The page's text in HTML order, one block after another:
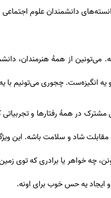
دانشمندان علوم اجتماعی
از همۀ هنرمندان،
انگیزه‌ست. چجوری می‌تونیم با
مشترک در همۀ رفتارها و
شاد و سلامت باشه. این
چه خواهر یا برادری که توی
ایجاد یه حس خوب برای اونه.